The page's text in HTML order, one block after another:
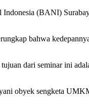
(BANI)
bahwa
dari seminar ini
obyek sengketa